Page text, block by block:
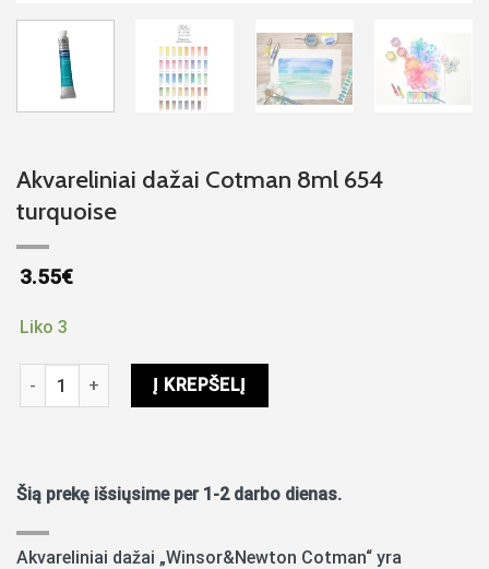
Akvareliniai dažai Cotman 8ml 654
turquoise
3.55€
Liko 3
produkto kiekis: Akvareliniai dažai Cotman 8ml 654 turquoise
Į KREPŠELĮ
Šią prekę išsiųsime per 1-2 darbo dienas.
Akvareliniai dažai „Winsor&Newton Cotman“ yra